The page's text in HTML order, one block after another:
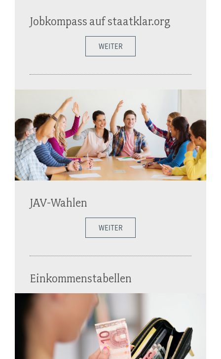
Jobkompass auf staatklar.org
WEITER
JAV-Wahlen
WEITER
Einkommenstabellen